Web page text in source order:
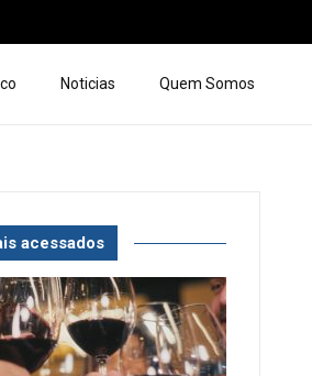
Noticias Quem Somos
acessados